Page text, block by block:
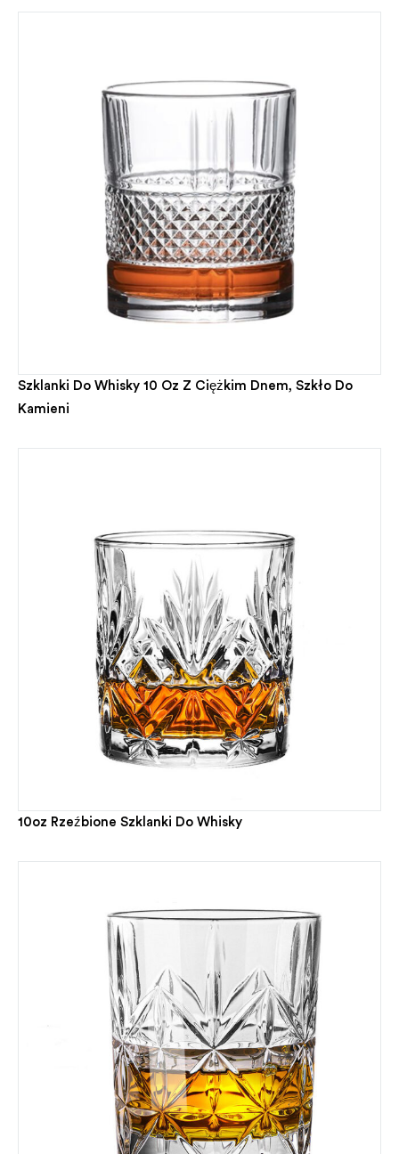
Szklanki Do Whisky 10 Oz Z Ciężkim Dnem, Szkło Do
Kamieni
10oz Rzeźbione Szklanki Do Whisky